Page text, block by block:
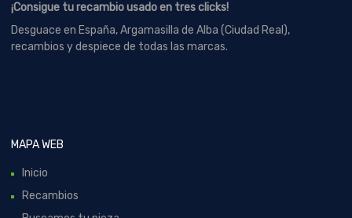
¡Consigue tu recambio usado en tres clicks!
Desguace en España, Argamasilla de Alba (Ciudad Real),
recambios y despiece de todas las marcas.
MAPA WEB
Inicio
Recambios